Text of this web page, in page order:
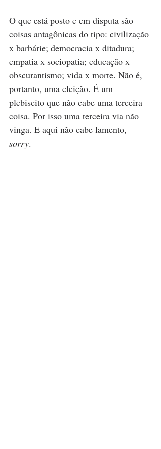
O que está posto e em disputa são
coisas antagônicas do tipo: civilização
x barbárie; democracia x ditadura;
empatia x sociopatia; educação x
obscurantismo; vida x morte. Não é,
portanto, uma eleição. É um
plebiscito que não cabe uma terceira
coisa. Por isso uma terceira via não
vinga. E aqui não cabe lamento,
sorry.